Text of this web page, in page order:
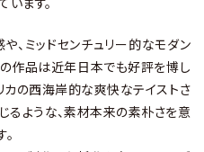
ます。
、ミッドセンチュリー的なモダン
作品は近年日本でも好評を博し
カの西海岸的な爽快なテイストさ
るような、素材本来の素朴さを意